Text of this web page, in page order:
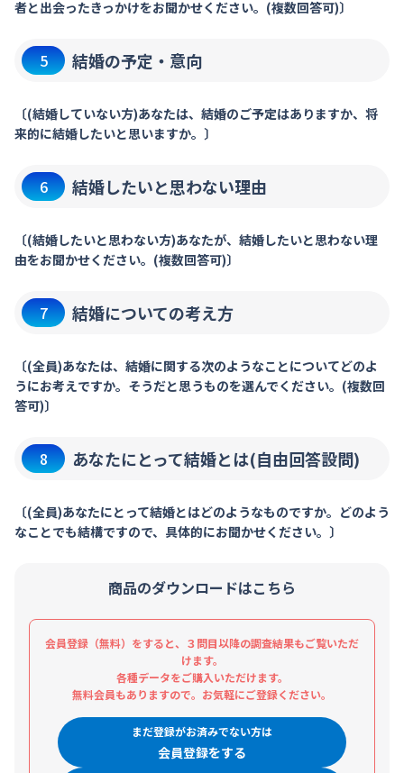
者と出会ったきっかけをお聞かせください。(複数回答可)〕
5 結婚の予定・意向
〔(結婚していない方)あなたは、結婚のご予定はありますか、将
来的に結婚したいと思いますか。〕
6 結婚したいと思わない理由
〔(結婚したいと思わない方)あなたが、結婚したいと思わない理
由をお聞かせください。(複数回答可)〕
7 結婚についての考え方
〔(全員)あなたは、結婚に関する次のようなことについてどのよ
うにお考えですか。そうだと思うものを選んでください。(複数回
答可)〕
8 あなたにとって結婚とは(自由回答設問)
〔(全員)あなたにとって結婚とはどのようなものですか。どのよう
なことでも結構ですので、具体的にお聞かせください。〕
商品のダウンロードはこちら
会員登録（無料）をすると、３問目以降の調査結果もご覧いただ
けます。
各種データをご購入いただけます。
無料会員もありますので。お気軽にご登録ください。
まだ登録がお済みでない方は
会員登録をする